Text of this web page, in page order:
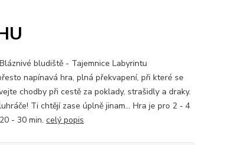
bludiště - Tajemnice Labyrintu
napínavá hra, plná překvapení, při které se
chodby při cestě za poklady, strašidly a draky.
Ti chtějí zase úplně jinam… Hra je pro 2 - 4
- 30 min. celý popis